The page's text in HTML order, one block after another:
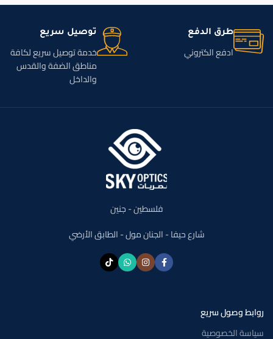
طرق الدفع
ادفع الكتروني
توصيل سريع
خدمة توصيل سريع لكافة
مناطق الضفة والقدس
والداخل
فلسطين - جنين
شارع حيفا - الجنان مول - الطابق الأرضي
روابط وصول سريع
سياسة الخصوصية